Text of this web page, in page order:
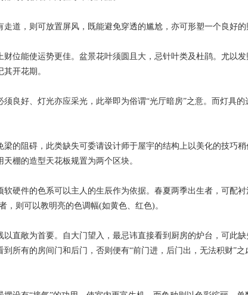
，则可放置屏风，既能避免穿透的尴尬，亦可形塑一个良好的
能使运势更佳。盆景花叶须圆且大，忌针叶类及杜鹃。尤以发
开花期。
好、灯光亦应采光，此举即为俗谓“光厅暗房”之意。而灯具的
阻碍，此类缺失可委请设计师于屋宇的结构上以美化的技巧稍
棚的造型天花板规置为两个区块。
件的色系可以主人的生辰作为依据。春夏两季出生者，可配衬
，则可以教明亮的色调幅(如黄色、红色)。
敞为首要。自大门望入，最忌讳直接看到厨房的炉台，可此缺
到所有的房间门和后门，否则便有“前门进，后门出，无法积财”